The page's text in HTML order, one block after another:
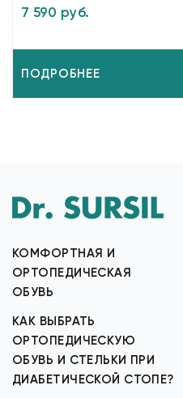
7 590 руб.
ПОДРОБНЕЕ
КОМФОРТНАЯ И
ОРТОПЕДИЧЕСКАЯ
ОБУВЬ
КАК ВЫБРАТЬ
ОРТОПЕДИЧЕСКУЮ
ОБУВЬ И СТЕЛЬКИ ПРИ
ДИАБЕТИЧЕСКОЙ СТОПЕ?